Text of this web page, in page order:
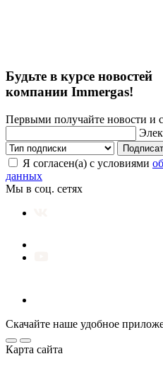
Будьте в курсе новостей
компании Immergas!
Первыми получайте новости и
Я согласен(а) с условиями
данных
Мы в соц. сетях
Скачайте наше удобное
Карта сайта